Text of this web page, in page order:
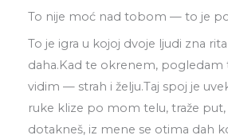
To nije moć nad tobom — to je
To je igra u kojoj dvoje ljudi zna
daha.Kad te okrenem, pogledam
vidim — strah i želju.Taj spoj je
ruke klize po mom telu, traže put,
dotakneš, iz mene se otima dah